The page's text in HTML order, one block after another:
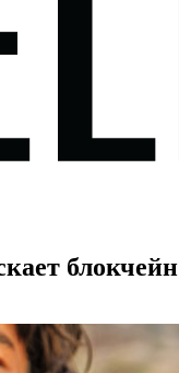
блокчейн